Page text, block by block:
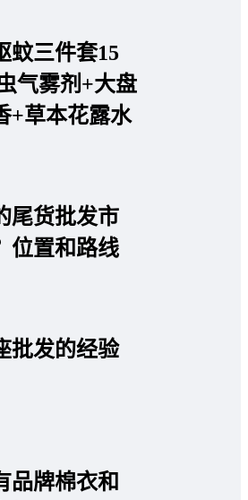
蚊三件套15
气雾剂+大盘
+草本花露水
尾货批发市
位置和路线
批发的经验
品牌棉衣和